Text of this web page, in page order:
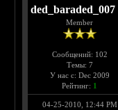
ded_baraded_007
Member
Сообщений: 102
Темы: 7
У нас с: Dec 2009
Рейтинг: 1
04-25-2010, 12:44 PM